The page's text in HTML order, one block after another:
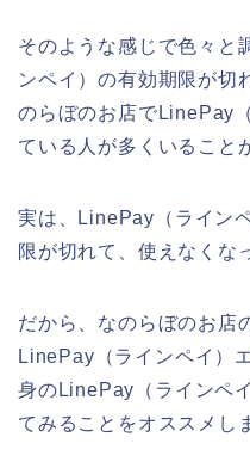
そのような感じで色々と
ンペイ）の有効期限が切
のらぼのお店でLinePay
ている人が多くいること
実は、LinePay（ライン
限が切れて、使えなくな
だから、なのらぼのお店
LinePay（ラインペイ）
身のLinePay（ラインペ
てみることをオススメし